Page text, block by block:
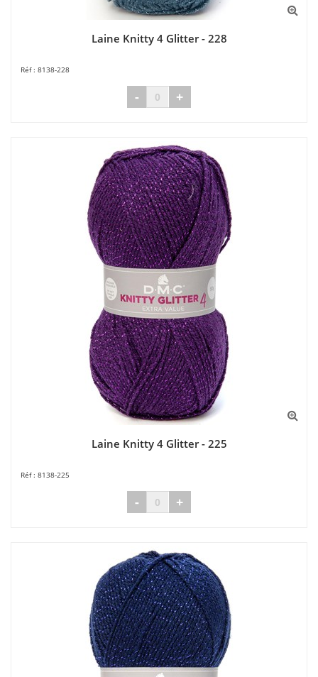
Laine Knitty 4 Glitter - 228
8138-228
- +
Laine Knitty 4 Glitter - 225
8138-225
- +